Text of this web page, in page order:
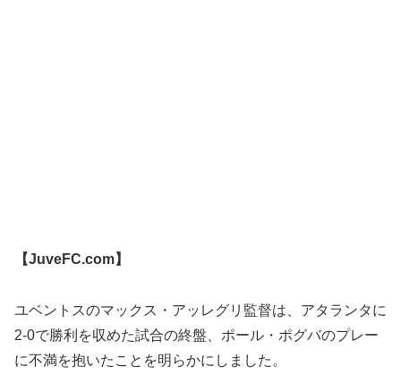
【JuveFC.com】
ユベントスのマックス・アッレグリ監督は、アタランタに
2-0で勝利を収めた試合の終盤、ポール・ポグバのプレー
に不満を抱いたことを明らかにしました。